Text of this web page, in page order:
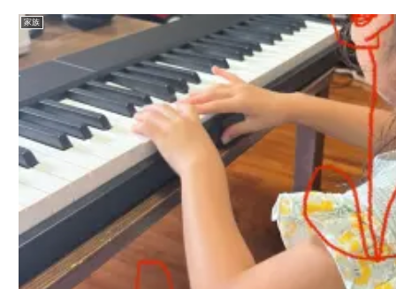
家族